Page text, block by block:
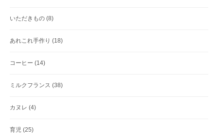
いただきもの (8)
あれこれ手作り (18)
コーヒー (14)
ミルクフランス (38)
カヌレ (4)
育児 (25)